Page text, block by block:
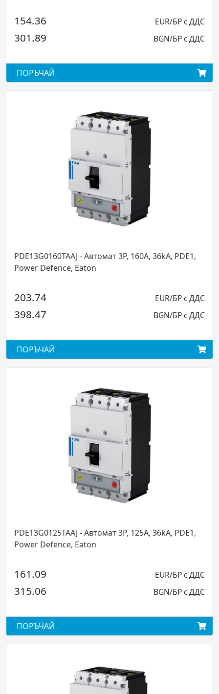
EUR/БР с ДДС
BGN/БР с ДДС
- Автомат 3P, 160А, 36kA, PDE1,
Eaton
EUR/БР с ДДС
BGN/БР с ДДС
- Автомат 3P, 125А, 36kA, PDE1,
Eaton
EUR/БР с ДДС
BGN/БР с ДДС
158.81
310.60
ПОРЪЧАЙ
153.29
299.81
ПОРЪЧАЙ
152.81
298.87
ПОРЪЧАЙ